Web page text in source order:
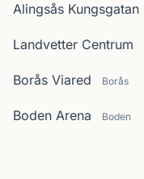
Alingsås Kungsgatan
Landvetter Centrum
Borås Viared Borås
Boden Arena Boden